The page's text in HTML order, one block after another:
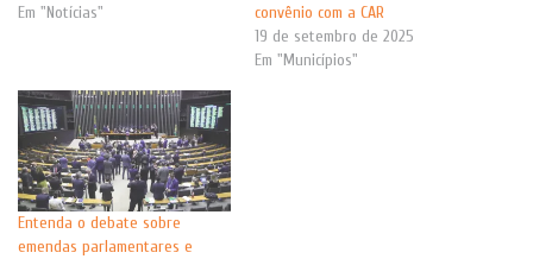
Em "Notícias"
convênio com a CAR
19 de setembro de 2025
Em "Municípios"
Entenda o debate sobre
emendas parlamentares e